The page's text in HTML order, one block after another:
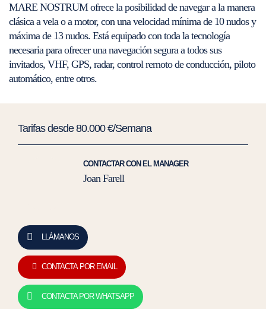
MARE NOSTRUM ofrece la posibilidad de navegar a la manera
clásica a vela o a motor, con una velocidad mínima de 10 nudos y
máxima de 13 nudos. Está equipado con toda la tecnología
necesaria para ofrecer una navegación segura a todos sus
invitados, VHF, GPS, radar, control remoto de conducción, piloto
automático, entre otros.
Tarifas desde 80.000 €/Semana
CONTACTAR CON EL MANAGER
Joan Farell
LLÁMANOS
CONTACTA POR EMAIL
CONTACTA POR WHATSAPP